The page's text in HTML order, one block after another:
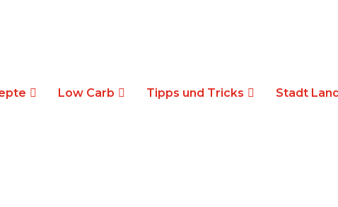
Low Carb Tipps und Tricks Stadt